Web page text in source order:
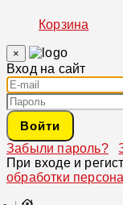
Корзина
×
Вход на сайт
Войти
Забыли пароль?
При входе и
обработки